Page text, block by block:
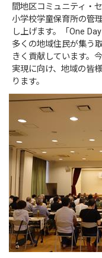
間地区コミュニティ・
小学校学童保育所の管
し上げます。「One
多くの地域住民が集う
きく貢献しています。
実現に向け、地域の皆
ります。